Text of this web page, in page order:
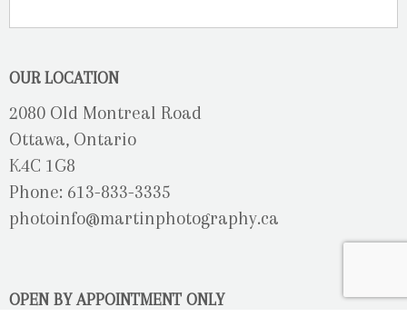
OUR LOCATION
2080 Old Montreal Road
Ottawa, Ontario
K4C 1G8
Phone: 613-833-3335
photoinfo@martinphotography.ca
OPEN BY APPOINTMENT ONLY